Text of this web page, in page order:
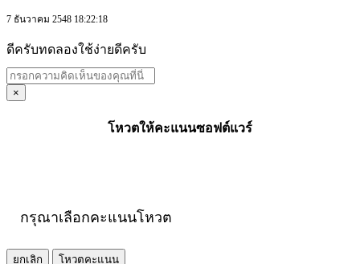
7 ธันวาคม 2548 18:22:18
ดีครับทดลองใช้ง่ายดีครับ
×
โหวตให้คะแนนซอฟต์แวร์
กรุณาเลือกคะแนนโหวต
ยกเลิก
โหวตคะแนน